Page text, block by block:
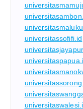
universitassofifi.id